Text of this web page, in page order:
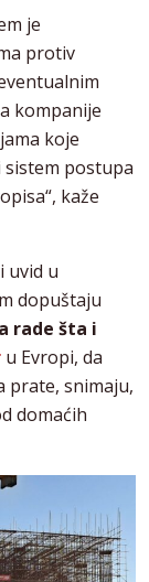
je
protiv
kompanije
koje
postupa
kaže
uvid u
dopuštaju
rade šta i
u Evropi, da
prate, snimaju,
domaćih